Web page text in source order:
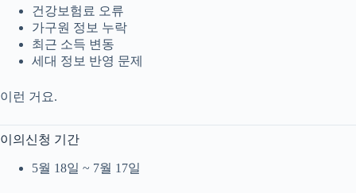
건강보험료 오류
가구원 정보 누락
최근 소득 변동
세대 정보 반영 문제
이런 거요.
이의신청 기간
5월 18일 ~ 7월 17일